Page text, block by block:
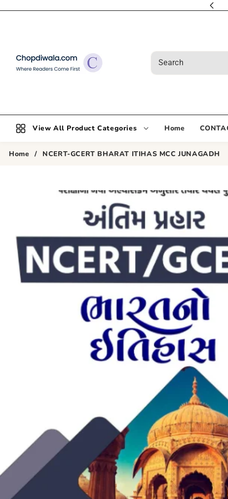
View All Product Categories Home
Home / NCERT-GCERT BHARAT ITIHAS MCC JUNAGADH